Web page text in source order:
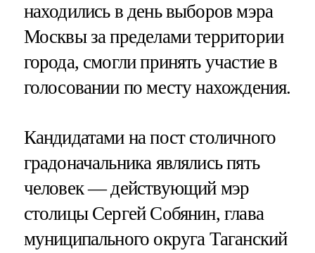
находились в день выборов мэра
Москвы за пределами территории
города, смогли принять участие в
голосовании по месту нахождения.
Кандидатами на пост столичного
градоначальника являлись пять
человек — действующий мэр
столицы Сергей Собянин, глава
муниципального округа Таганский